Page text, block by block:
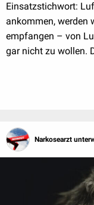
Einsatzstichwort:
ankommen, werden
empfangen – von
gar nicht zu wollen.
Narkosearzt